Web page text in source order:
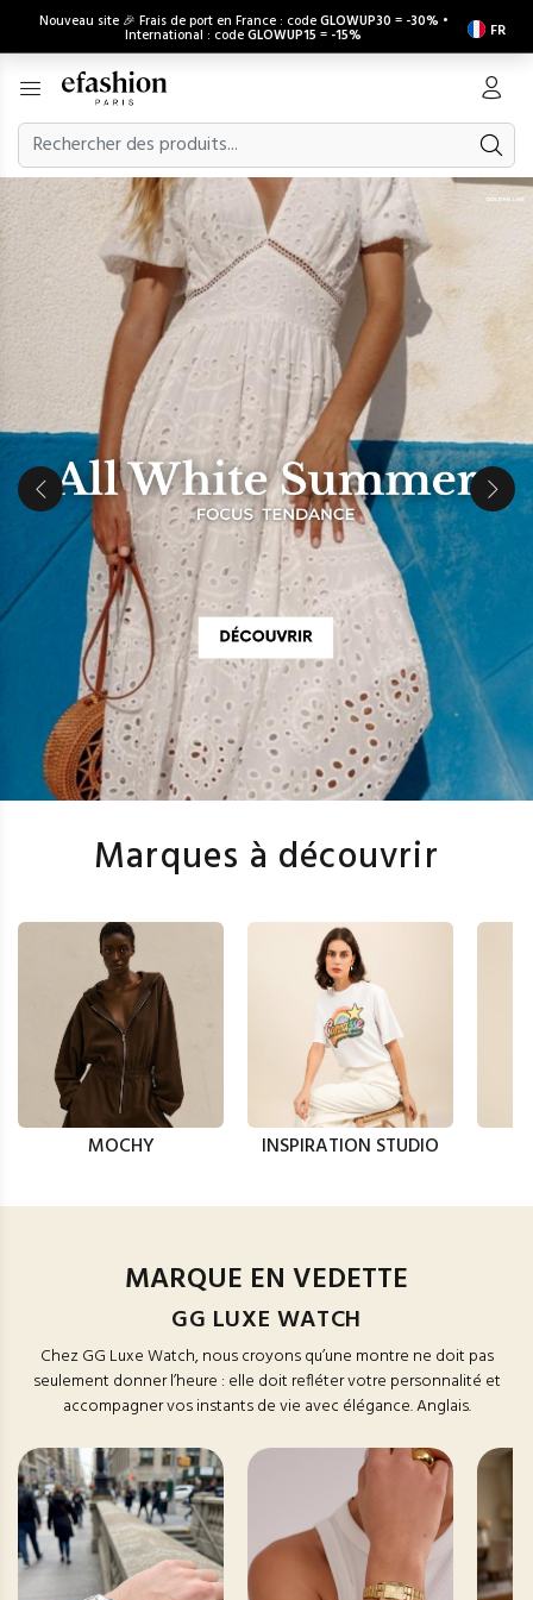
Nouveau site 🎉 Frais de port en France : codeGLOWUP30 = -30% •
International : codeGLOWUP15 = -15% FR
Marques à découvrir
MOCHY INSPIRATION STUDIO
MARQUE EN VEDETTE
GG LUXE WATCH
Chez GG Luxe Watch, nous croyons qu’une montre ne doit pas
seulement donner l’heure : elle doit refléter votre personnalité et
accompagner vos instants de vie avec élégance. Anglais.